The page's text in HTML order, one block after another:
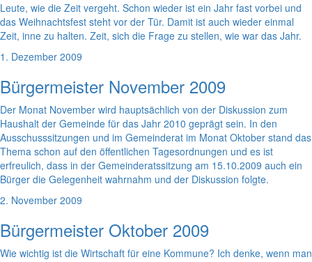
Leute, wie die Zeit vergeht. Schon wieder ist ein Jahr fast vorbei und
das Weihnachtsfest steht vor der Tür. Damit ist auch wieder einmal
Zeit, inne zu halten. Zeit, sich die Frage zu stellen, wie war das Jahr.
1. Dezember 2009
Bürgermeister November 2009
Der Monat November wird hauptsächlich von der Diskussion zum
Haushalt der Gemeinde für das Jahr 2010 geprägt sein. In den
Ausschusssitzungen und im Gemeinderat im Monat Oktober stand das
Thema schon auf den öffentlichen Tagesordnungen und es ist
erfreulich, dass in der Gemeinderatssitzung am 15.10.2009 auch ein
Bürger die Gelegenheit wahrnahm und der Diskussion folgte.
2. November 2009
Bürgermeister Oktober 2009
Wie wichtig ist die Wirtschaft für eine Kommune? Ich denke, wenn man